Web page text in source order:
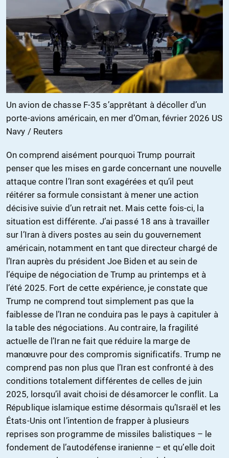
Un avion de chasse F-35 s’apprêtant à décoller d’un
porte-avions américain, en mer d’Oman, février 2026 US
Navy / Reuters
On comprend aisément pourquoi Trump pourrait
penser que les mises en garde concernant une nouvelle
attaque contre l’Iran sont exagérées et qu’il peut
réitérer sa formule consistant à mener une action
décisive suivie d’un retrait net. Mais cette fois-ci, la
situation est différente. J’ai passé 18 ans à travailler
sur l’Iran à divers postes au sein du gouvernement
américain, notamment en tant que directeur chargé de
l’Iran auprès du président Joe Biden et au sein de
l’équipe de négociation de Trump au printemps et à
l’été 2025. Fort de cette expérience, je constate que
Trump ne comprend tout simplement pas que la
faiblesse de l’Iran ne conduira pas le pays à capituler à
la table des négociations. Au contraire, la fragilité
actuelle de l’Iran ne fait que réduire la marge de
manœuvre pour des compromis significatifs. Trump ne
comprend pas non plus que l’Iran est confronté à des
conditions totalement différentes de celles de juin
2025, lorsqu’il avait choisi de désamorcer le conflit. La
République islamique estime désormais qu’Israël et les
États-Unis ont l’intention de frapper à plusieurs
reprises son programme de missiles balistiques – le
fondement de l’autodéfense iranienne – et qu’elle doit